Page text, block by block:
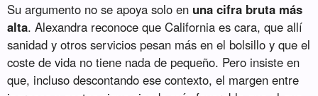
Su argumento no se apoya solo en una cifra bruta más
alta. Alexandra reconoce que California es cara, que allí
sanidad y otros servicios pesan más en el bolsillo y que el
coste de vida no tiene nada de pequeño. Pero insiste en
que, incluso descontando ese contexto, el margen entre